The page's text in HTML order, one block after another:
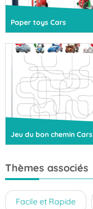
Paper toys Cars
Jeu du bon chemin Cars
Thèmes associés
Facile et Rapide